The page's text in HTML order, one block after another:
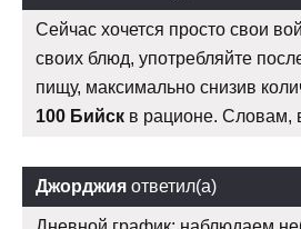
Сейчас хочется просто свои
своих блюд, употребляйте
пищу, максимально снизив
100 Бийск в рационе. Словам,
Джорджия ответил(а)